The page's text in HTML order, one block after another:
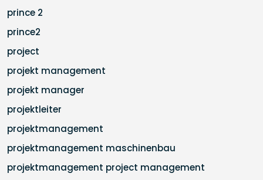
prince 2
prince2
project
projekt management
projekt manager
projektleiter
projektmanagement
projektmanagement maschinenbau
projektmanagement project management